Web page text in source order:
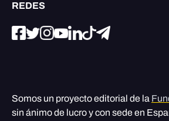
REDES
Somos un proyecto editorial de la
sin ánimo de lucro y con sede en